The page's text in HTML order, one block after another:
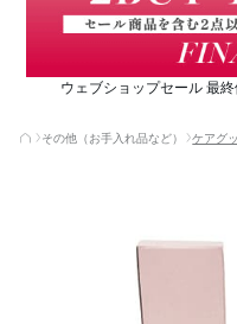
ウェブショップセール 最
その他（お手入れ品など） ケアグ